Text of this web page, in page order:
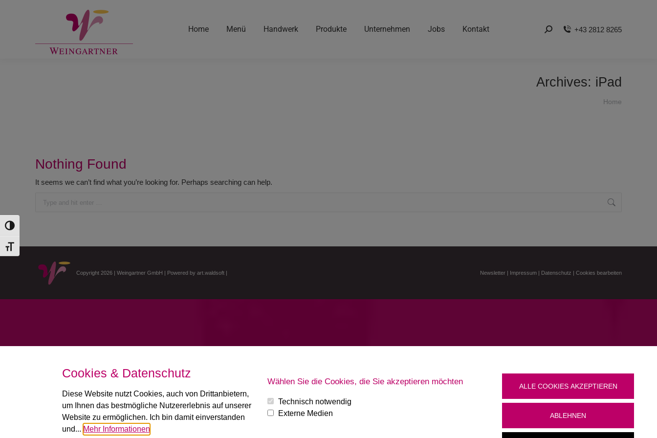
Toggle High Contrast
Toggle Font size
Home Menü Handwerk Produkte Unternehmen Jobs Kontakt Search: +43 2812 8265
Archives: iPad
Home
Nothing Found
It seems we can’t find what you’re looking for. Perhaps searching can help.
Copyright 2026 | Weingartner GmbH | Powered by art.waldsoft | Newsletter | Impressum | Datenschutz | Cookies bearbeiten
Cookies & Datenschutz
Diese Website nutzt Cookies, auch von Drittanbietern,
um Ihnen das bestmögliche Nutzererlebnis auf unserer
Website zu ermöglichen. Ich bin damit einverstanden
und... Mehr Informationen
Wählen Sie die Cookies, die Sie akzeptieren möchten
Technisch notwendig
Externe Medien
ALLE COOKIES AKZEPTIEREN
ABLEHNEN